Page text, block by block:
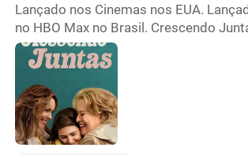
Lançado nos Cinemas nos EUA.
no HBO Max no Brasil. Crescendo
doce, encantador e
Ancorando sua história em Margaret,
11 anos que se muda para uma nova
seus pais e onde enfrentará o início da
Crescendo Juntas traz uma história
parece batida e já explorada antes,